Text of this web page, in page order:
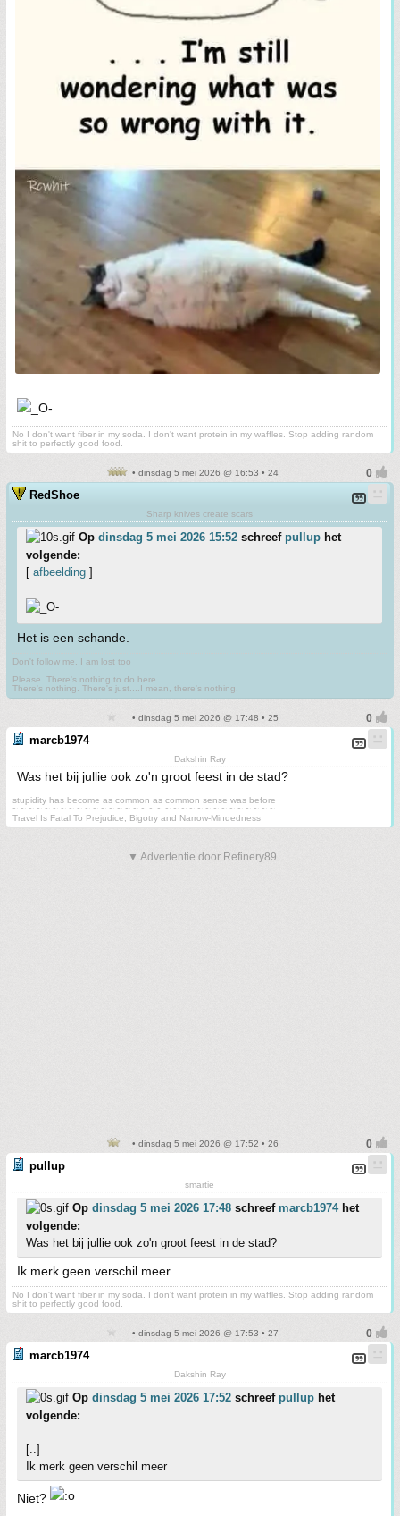
No I don't want fiber in my soda. I don't want protein in my waffles. Stop adding random
shit to perfectly good food.
• dinsdag 5 mei 2026 @ 16:53 • 24
RedShoe
Sharp knives create scars
Op dinsdag 5 mei 2026 15:52 schreef pullup het
volgende:
[ afbeelding ]
Het is een schande.
Don't follow me. I am lost too
Please. There's nothing to do here.
There's nothing. There's just....I mean, there's nothing.
• dinsdag 5 mei 2026 @ 17:48 • 25
marcb1974
Dakshin Ray
Was het bij jullie ook zo'n groot feest in de stad?
stupidity has become as common as common sense was before
~ ~ ~ ~ ~ ~ ~ ~ ~ ~ ~ ~ ~ ~ ~ ~ ~ ~ ~ ~ ~ ~ ~ ~ ~ ~ ~ ~ ~ ~ ~ ~ ~
Travel Is Fatal To Prejudice, Bigotry and Narrow-Mindedness
▼ Advertentie door Refinery89
• dinsdag 5 mei 2026 @ 17:52 • 26
pullup
smartie
Op dinsdag 5 mei 2026 17:48 schreef marcb1974het
volgende:
Was het bij jullie ook zo'n groot feest in de stad?
Ik merk geen verschil meer
No I don't want fiber in my soda. I don't want protein in my waffles. Stop adding random
shit to perfectly good food.
• dinsdag 5 mei 2026 @ 17:53 • 27
marcb1974
Dakshin Ray
Op dinsdag 5 mei 2026 17:52 schreef pullup het
volgende:
[..]
Ik merk geen verschil meer
Niet?